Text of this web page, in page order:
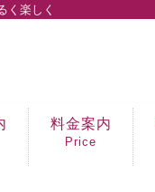
く楽しく
料金案内
Price